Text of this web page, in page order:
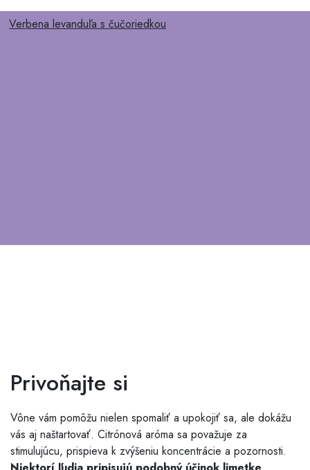
Verbena levanduľa s čučoriedkou
Privoňajte si
Vône vám pomôžu nielen spomaliť a upokojiť sa, ale dokážu
vás aj naštartovať. Citrónová aróma sa považuje za
stimulujúcu, prispieva k zvýšeniu koncentrácie a pozornosti.